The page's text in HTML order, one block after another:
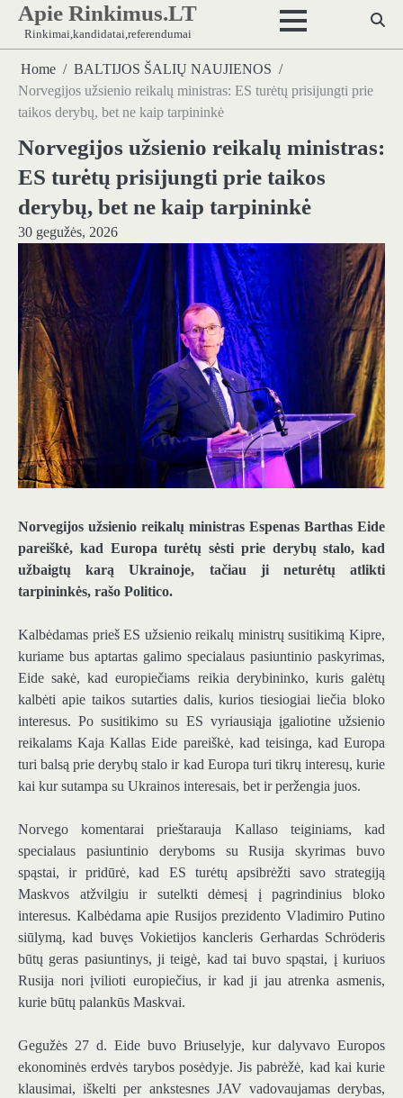
Skip
content
Apie Rinkimus.LT
Rinkimai,kandidatai,referendumai
Home
BALTIJOS ŠALIŲ NAUJIENOS
Norvegijos užsienio reikalų ministras: ES turėtų prisijungti prie
taikos derybų, bet ne kaip tarpininkė
Norvegijos užsienio reikalų ministras:
ES turėtų prisijungti prie taikos
derybų, bet ne kaip tarpininkė
30 gegužės, 2026
Norvegijos užsienio reikalų ministras Espenas Barthas Eide
pareiškė, kad Europa turėtų sėsti prie derybų stalo, kad
užbaigtų karą Ukrainoje, tačiau ji neturėtų atlikti
tarpininkės, rašo Politico.
Kalbėdamas prieš ES užsienio reikalų ministrų susitikimą Kipre,
kuriame bus aptartas galimo specialaus pasiuntinio paskyrimas,
Eide sakė, kad europiečiams reikia derybininko, kuris galėtų
kalbėti apie taikos sutarties dalis, kurios tiesiogiai liečia bloko
interesus. Po susitikimo su ES vyriausiąja įgaliotine užsienio
reikalams Kaja Kallas Eide pareiškė, kad teisinga, kad Europa
turi balsą prie derybų stalo ir kad Europa turi tikrų interesų, kurie
kai kur sutampa su Ukrainos interesais, bet ir peržengia juos.
Norvego komentarai prieštarauja Kallaso teiginiams, kad
specialaus pasiuntinio deryboms su Rusija skyrimas buvo
spąstai, ir pridūrė, kad ES turėtų apsibrėžti savo strategiją
Maskvos atžvilgiu ir sutelkti dėmesį į pagrindinius bloko
interesus. Kalbėdama apie Rusijos prezidento Vladimiro Putino
siūlymą, kad buvęs Vokietijos kancleris Gerhardas Schröderis
būtų geras pasiuntinys, ji teigė, kad tai buvo spąstai, į kuriuos
Rusija nori įvilioti europiečius, ir kad ji jau atrenka asmenis,
kurie būtų palankūs Maskvai.
Gegužės 27 d. Eide buvo Briuselyje, kur dalyvavo Europos
ekonominės erdvės tarybos posėdyje. Jis pabrėžė, kad kai kurie
klausimai, iškelti per ankstesnes JAV vadovaujamas derybas,